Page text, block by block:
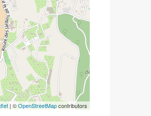
| ©OpenStreetMapcontributors